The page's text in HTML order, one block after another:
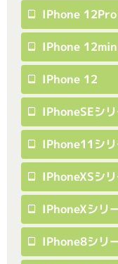
IPhone 12Pro
IPhone
IPhone 12
IPhoneSEシ
IPhone11シ
IPhoneXSシ
IPhoneXシリ
IPhone8シリ